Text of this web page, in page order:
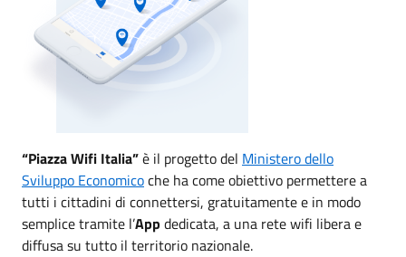
“Piazza Wifi Italia”è il progetto del Ministero dello
Sviluppo Economicoche ha come obiettivo permettere a
tutti i cittadini di connettersi, gratuitamente e in modo
semplice tramite l’App dedicata, a una rete wifi libera e
diffusa su tutto il territorio nazionale.